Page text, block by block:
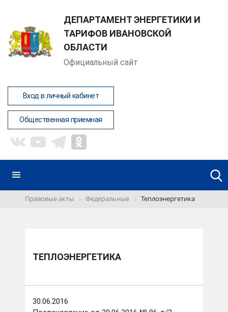
ДЕПАРТАМЕНТ ЭНЕРГЕТИКИ И
ТАРИФОВ ИВАНОВСКОЙ
ОБЛАСТИ
Официальный сайт
Вход в личный кабинет
Общественная приемная
Правовые акты Федеральные Теплоэнергетика
ТЕПЛОЭНЕРГЕТИКА
30.06.2016